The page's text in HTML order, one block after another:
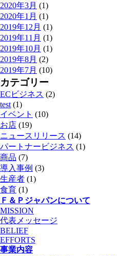
2020年3月 (1)
2020年1月 (1)
2019年12月 (1)
2019年11月 (1)
2019年10月 (1)
2019年8月 (2)
2019年7月 (10)
カテゴリー
ECビジネス (2)
test (1)
イベント (10)
お店 (19)
ニュースリリース (14)
パートナービジネス (1)
商品 (7)
導入事例 (3)
生産者 (1)
食育 (1)
Ｆ＆Ｐジャパンについて
MISSION
代表メッセージ
BELIEF
EFFORTS
事業内容